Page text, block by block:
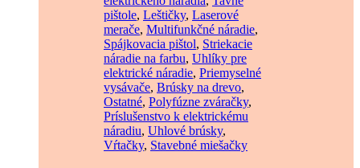
pištole, Leštičky, Laserové
merače, Multifunkčné náradie,
Spájkovacia pištol, Striekacie
náradie na farbu, Uhlíky pre
elektrické náradie, Priemyselné
vysávače, Brúsky na drevo,
Ostatné, Polyfúzne zváračky,
Príslušenstvo k elektrickému
náradiu, Uhlové brúsky,
Vŕtačky, Stavebné miešačky